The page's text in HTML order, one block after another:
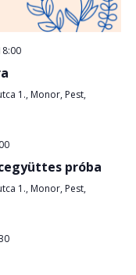
1., Monor, Pest,
próba
1., Monor, Pest,